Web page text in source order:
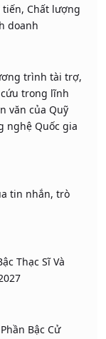
Chất lượng
doanh
trình tài trợ,
trong lĩnh
văn của Quỹ
nghệ Quốc gia
tin nhắn, trò
Thạc Sĩ Và
Bậc Cử